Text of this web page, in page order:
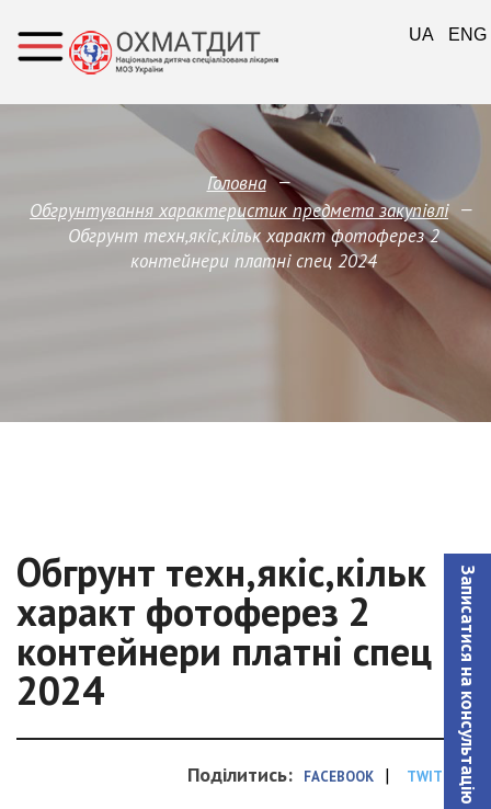
Записатися на консультацiю
Головна —
Обгрунтування характеристик предмета закупівлi —
Обгрунт техн,якіс,кільк характ фотоферез 2
контейнери платні спец 2024
Обгрунт техн,якіс,кільк
характ фотоферез 2
контейнери платні спец
2024
Поділитись: FACEBOOK | TWITTER
UA ENG